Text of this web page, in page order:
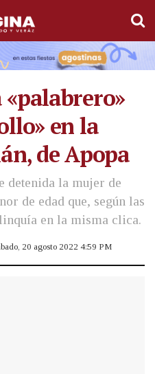
«palabrero»
en la
de Apopa
detenida la mujer de
de edad que, según las
en la misma clica.
20 agosto 2022 4:59 PM